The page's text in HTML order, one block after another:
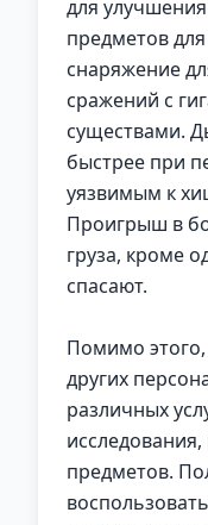
для
предметов
снаряжение
сражений с
существами.
быстрее при
уязвимым к
Проигрыш в
груза, кроме
спасают.
Помимо
других
различных
предметов.